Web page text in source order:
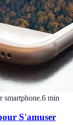
smartphone.6 min
S'amuser